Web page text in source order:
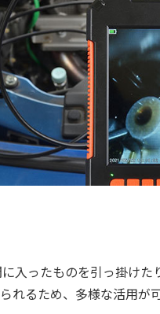
入ったものを引っ掛け
れるため、多様な活用が可